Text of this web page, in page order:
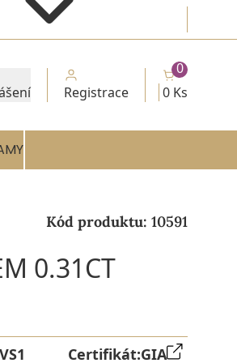
Registrace 0 Ks
0
Kód produktu: 10591
0.31CT
VS1 Certifikát:GIA